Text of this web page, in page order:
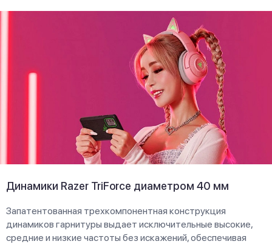
Динамики Razer TriForce диаметром 40 мм
Запатентованная трехкомпонентная конструкция
динамиков гарнитуры выдает исключительные высокие,
средние и низкие частоты без искажений, обеспечивая